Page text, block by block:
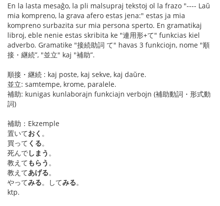
En la lasta mesaĝo, la pli malsupraj tekstoj ol la frazo "---- Laŭ
mia kompreno, la grava afero estas jena:" estas ja mia
kompreno surbazita sur mia persona sperto. En gramatikaj
libroj, eble nenie estas skribita ke "連用形+て" funkcias kiel
adverbo. Gramatike "接続助詞 て" havas 3 funkciojn, nome "順
接・継続”, "並立" kaj "補助”.
順接・継続 : kaj poste, kaj sekve, kaj daŭre.
並立: samtempe, krome, paralele.
補助: kunigas kunlaborajn funkciajn verbojn (補助動詞・形式動
詞)
補助：Ekzemple
置いておく 。
買って くる。
死んでしまう 。
教えてもらう 。
教えてあげる。
やってみる。してみる。
ktp.